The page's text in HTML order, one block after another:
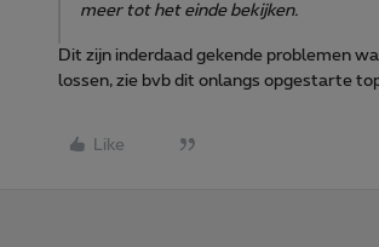
meer tot het einde bekijken.
Dit zijn inderdaad gekende problemen
lossen, zie bvb dit onlangs opgestarte
Like